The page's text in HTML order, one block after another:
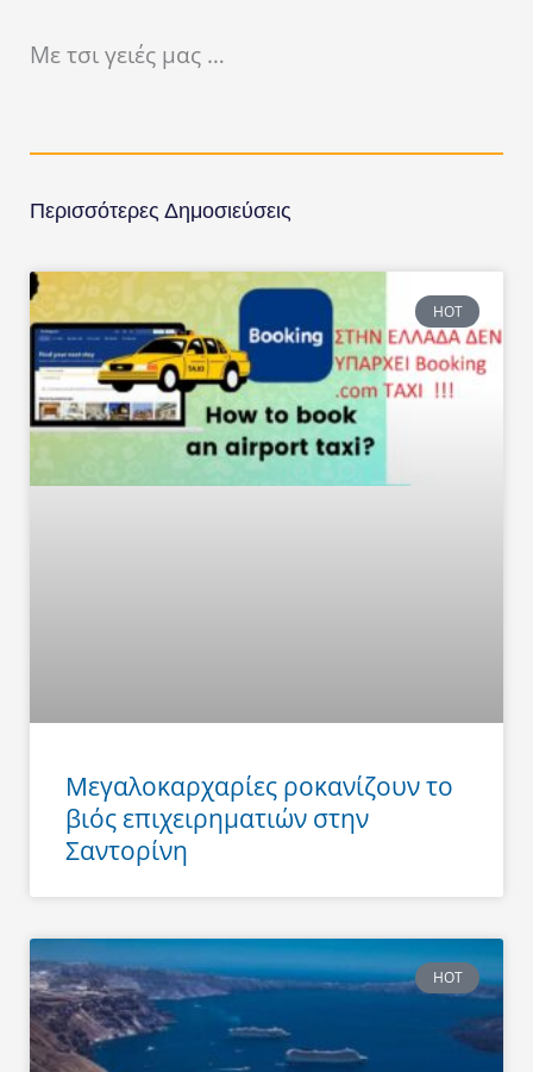
Με τσι γειές μας …
Περισσότερες Δημοσιεύσεις
HOT
Μεγαλοκαρχαρίες ροκανίζουν το
βιός επιχειρηματιών στην
Σαντορίνη
HOT